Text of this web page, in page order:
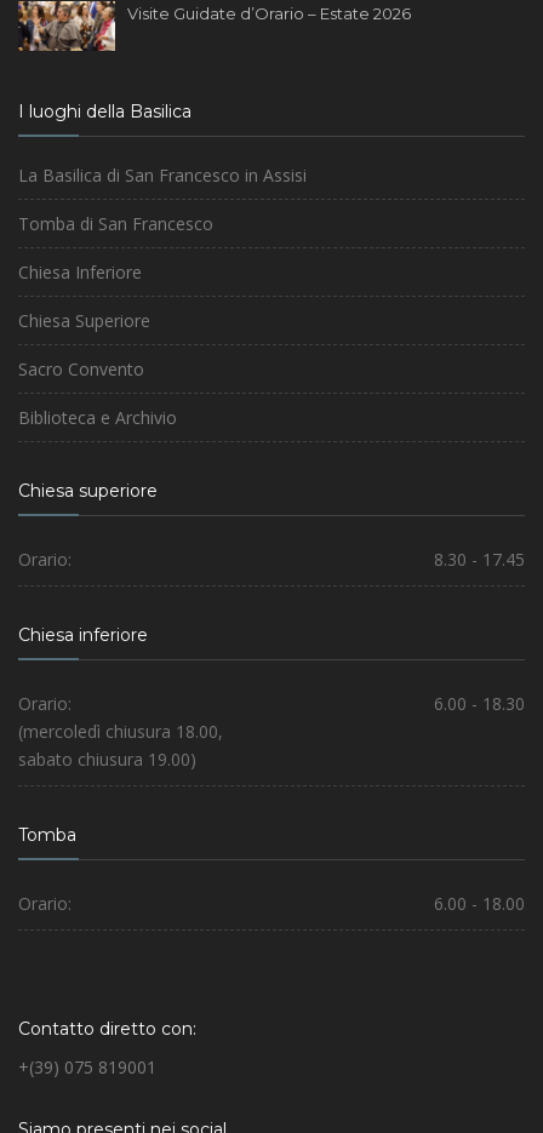
Visite Guidate d’Orario – Estate 2026
I luoghi della Basilica
La Basilica di San Francesco in Assisi
Tomba di San Francesco
Chiesa Inferiore
Chiesa Superiore
Sacro Convento
Biblioteca e Archivio
Chiesa superiore
Orario: 8.30 - 17.45
Chiesa inferiore
Orario:
6.00 - 18.30
(mercoledì chiusura 18.00,
sabato chiusura 19.00)
Tomba
Orario: 6.00 - 18.00
Contatto diretto con:
+(39) 075 819001